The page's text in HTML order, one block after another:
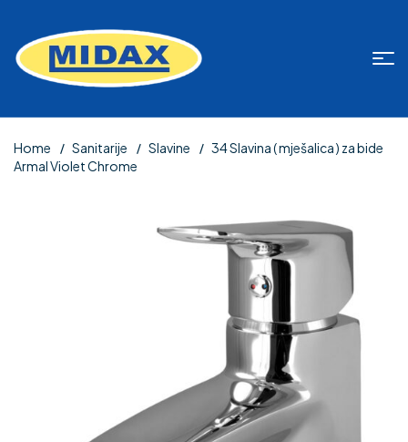
Home Sanitarije Slavine
34 Slavina ( mješalica ) za bide
Armal Violet Chrome